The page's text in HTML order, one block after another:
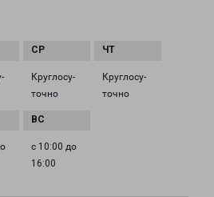
Круглосу­
точно
Круглосу­
точно
с 10:00 до
16:00